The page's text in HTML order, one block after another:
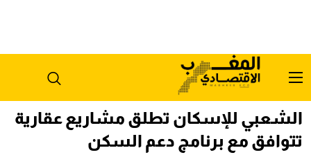
الشعبي للإسكان تطلق مشاريع عقارية
تتوافق مع برنامج دعم السكن